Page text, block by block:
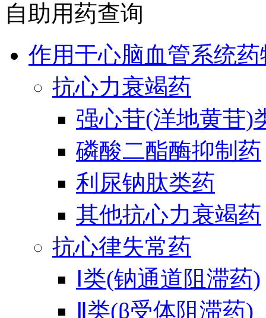
自助用药查询
作用于心脑血管系统药
抗心力衰竭药
强心苷(洋地黄苷)
磷酸二酯酶抑制药
利尿钠肽类药
其他抗心力衰竭药
抗心律失常药
Ⅰ类(钠通道阻滞药)
Ⅱ类(β受体阻滞药)